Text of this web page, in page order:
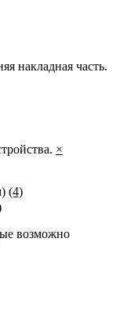
накладная часть.
×
(4)
возможно